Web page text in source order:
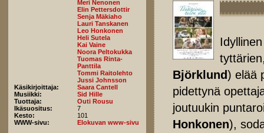
Meri Nenonen
Elin Pettersdottir
Senja Mäkiaho
Lauri Tanskanen
Leo Honkonen
Heli Sutela
Kai Vaine
Noora Peltokukka
Tuomas Rinta-
Panttila
Tommi Raitolehto
Jussi Johnsson
Käsikirjoittaja:
Saara Cantell
Musiikki:
Sid Hille
Tuottaja:
Outi Rousu
Ikäsuositus:
7
Kesto:
101
WWW-sivu:
Elokuvan www-sivu
Björklund) elää
pidettynä
joutuukin
Honkonen),